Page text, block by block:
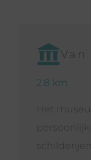
Van
2.8 km
Het